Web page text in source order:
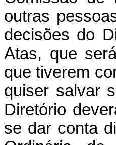
outras
decisões do
Atas, que
que tiverem
quiser salvar
Diretório
se dar conta